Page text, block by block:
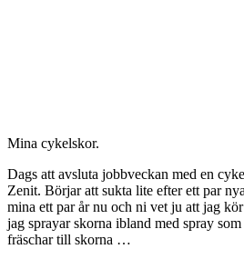
Mina cykelskor.
Dags att avsluta jobbveckan med en
Zenit. Börjar att sukta lite efter ett par
mina ett par år nu och ni vet ju att jag
jag sprayar skorna ibland med spray
fräschar till skorna …